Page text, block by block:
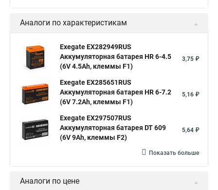
Аналоги по характеристикам
Exegate EX282949RUS
Аккумуляторная батарея HR 6-4.5
(6V 4.5Ah, клеммы F1)
3,75 ₽
Exegate EX285651RUS
Аккумуляторная батарея HR 6-7.2
(6V 7.2Ah, клеммы F1)
5,16 ₽
Exegate EX297507RUS
Аккумуляторная батарея DT 609
(6V 9Ah, клеммы F2)
5,64 ₽
Показать больше
Аналоги по цене